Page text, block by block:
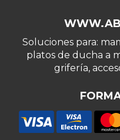
Soluciones para:
platos de ducha a
grifería,